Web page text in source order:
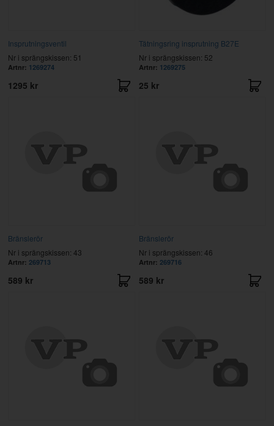
Insprutningsventil
Nr i sprängskissen: 51
Artnr: 1269274
1295 kr
Tätningsring insprutning B27E
Nr i sprängskissen: 52
Artnr: 1269275
25 kr
Bränslerör
Nr i sprängskissen: 43
Artnr: 269713
589 kr
Bränslerör
Nr i sprängskissen: 46
Artnr: 269716
589 kr